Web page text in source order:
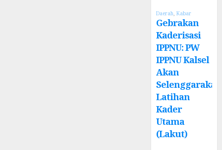
Daerah,Kabar
Gebrakan
Kaderisasi
IPPNU: PW
IPPNU Kalsel
Akan
Selenggarakan
Latihan
Kader
Utama
(Lakut)